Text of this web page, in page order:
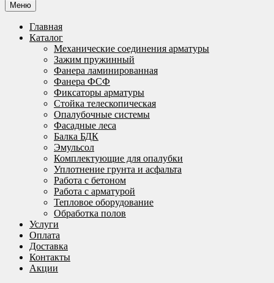
Меню
Главная
Каталог
Механические соединения арматуры
Зажим пружинный
Фанера ламинированная
Фанера ФСФ
Фиксаторы арматуры
Стойка телескопическая
Опалубочные системы
Фасадные леса
Балка БДК
Эмульсол
Комплектующие для опалубки
Уплотнение грунта и асфальта
Работа с бетоном
Работа с арматурой
Тепловое оборудование
Обработка полов
Услуги
Оплата
Доставка
Контакты
Акции